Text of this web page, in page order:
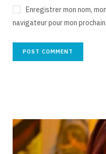
Enregistrer mon nom,
navigateur pour mon